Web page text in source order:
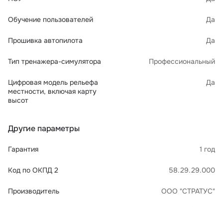
Обучение пользователей Да
Прошивка автопилота Да
Тип тренажера-симулятора Профессиональный
Цифровая модель рельефа
местности, включая карту
высот
Да
Другие параметры
Гарантия 1 год
Код по ОКПД 2 58.29.29.000
Производитель ООО "СТРАТУС"